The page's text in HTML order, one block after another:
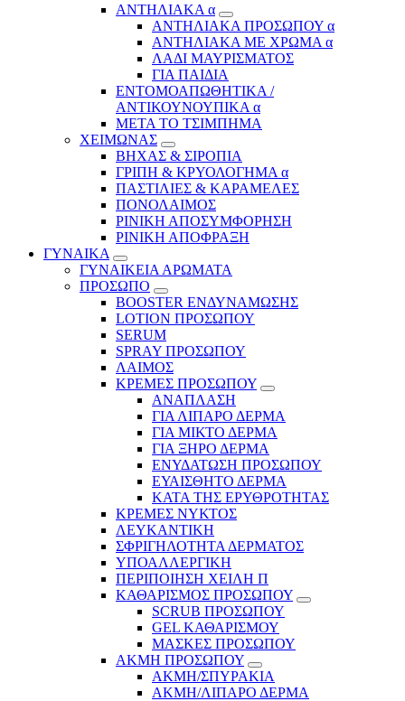
ΑΝΤΗΛΙΑΚΑ α
ΑΝΤΗΛΙΑΚΑ ΠΡΟΣΩΠΟΥ α
ΑΝΤΗΛΙΑΚΑ ΜΕ ΧΡΩΜΑ α
ΛΑΔΙ ΜΑΥΡΙΣΜΑΤΟΣ
ΓΙΑ ΠΑΙΔΙΑ
ΕΝΤΟΜΟΑΠΩΘΗΤΙΚΑ /
ΑΝΤΙΚΟΥΝΟΥΠΙΚΑ α
ΜΕΤΑ ΤΟ ΤΣΙΜΠΗΜΑ
ΧΕΙΜΩΝΑΣ
ΒΗΧΑΣ & ΣΙΡΟΠΙΑ
ΓΡΙΠΗ & ΚΡΥΟΛΟΓΗΜΑ α
ΠΑΣΤΙΛΙΕΣ & ΚΑΡΑΜΕΛΕΣ
ΠΟΝΟΛΑΙΜΟΣ
ΡΙΝΙΚΗ ΑΠΟΣΥΜΦΟΡΗΣΗ
ΡΙΝΙΚΗ ΑΠΟΦΡΑΞΗ
ΓΥΝΑΙΚΑ
ΓΥΝΑΙΚΕΙΑ ΑΡΩΜΑΤΑ
ΠΡΟΣΩΠΟ
BOOSTER ΕΝΔΥΝΑΜΩΣΗΣ
LOTION ΠΡΟΣΩΠΟΥ
SERUM
SPRAY ΠΡΟΣΩΠΟΥ
ΛΑΙΜΟΣ
ΚΡΕΜΕΣ ΠΡΟΣΩΠΟΥ
ΑΝΑΠΛΑΣΗ
ΓΙΑ ΛΙΠΑΡΟ ΔΕΡΜΑ
ΓΙΑ ΜΙΚΤΟ ΔΕΡΜΑ
ΓΙΑ ΞΗΡΟ ΔΕΡΜΑ
ΕΝΥΔΑΤΩΣΗ ΠΡΟΣΩΠΟΥ
ΕΥΑΙΣΘΗΤΟ ΔΕΡΜΑ
ΚΑΤΑ ΤΗΣ ΕΡΥΘΡΟΤΗΤΑΣ
ΚΡΕΜΕΣ ΝΥΚΤΟΣ
ΛΕΥΚΑΝΤΙΚΗ
ΣΦΡΙΓΗΛΟΤΗΤΑ ΔΕΡΜΑΤΟΣ
ΥΠΟΑΛΛΕΡΓΙΚΗ
ΠΕΡΙΠΟΙΗΣΗ ΧΕΙΛΗ Π
ΚΑΘΑΡΙΣΜΟΣ ΠΡΟΣΩΠΟΥ
SCRUB ΠΡΟΣΩΠΟΥ
GEL ΚΑΘΑΡΙΣΜΟΥ
ΜΑΣΚΕΣ ΠΡΟΣΩΠΟΥ
ΑΚΜΗ ΠΡΟΣΩΠΟΥ
ΑΚΜΗ/ΣΠΥΡΑΚΙΑ
ΑΚΜΗ/ΛΙΠΑΡΟ ΔΕΡΜΑ